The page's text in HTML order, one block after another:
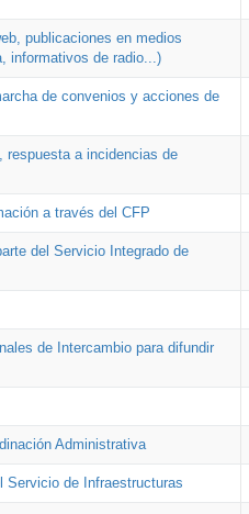
publicaciones en medios
informativos de radio...)
de convenios y acciones de
respuesta a incidencias de
a través del CFP
del Servicio Integrado de
de Intercambio para difundir
Administrativa
Servicio de Infraestructuras